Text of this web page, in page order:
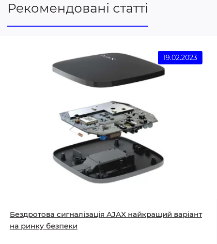
Рекомендовані статті
19.02.2023
Бездротова сигналізація AJAX найкращий варіант
на ринку безпеки